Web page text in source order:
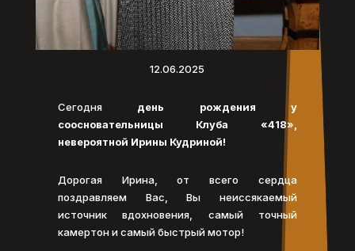
12.06.2025
Сегодня день рождения у
соосновательницы Клуба «418»,
невероятной Ирины Кудриной!
Дорогая Ирина, от всего сердца
поздравляем Вас, Вы неиссякаемый
источник вдохновения, самый точный
камертон и самый быстрый мотор!